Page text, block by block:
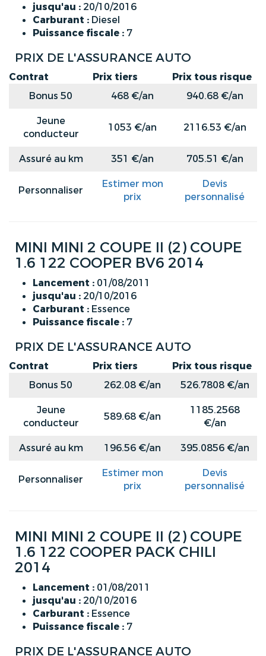
jusqu'au : 20/10/2016
Carburant : Diesel
Puissance fiscale : 7
PRIX DE L'ASSURANCE AUTO
Contrat Prix tiers
Prix tous risque
Bonus 50
468 €/an
940.68 €/an
Jeune
conducteur
1053 €/an 2116.53 €/an
Assuré au km 351 €/an 705.51 €/an
Personnaliser
Estimer mon
prix
Devis
personnalisé
MINI MINI 2 COUPE II (2) COUPE
1.6 122 COOPER BV6 2014
Lancement : 01/08/2011
jusqu'au : 20/10/2016
Carburant : Essence
Puissance fiscale : 7
PRIX DE L'ASSURANCE AUTO
Contrat Prix tiers
Prix tous risque
Bonus 50
262.08 €/an
526.7808 €/an
Jeune
conducteur
589.68 €/an
1185.2568
€/an
Assuré au km
196.56 €/an 395.0856 €/an
Personnaliser
Estimer mon
prix
Devis
personnalisé
MINI MINI 2 COUPE II (2) COUPE
1.6 122 COOPER PACK CHILI
2014
Lancement : 01/08/2011
jusqu'au : 20/10/2016
Carburant : Essence
Puissance fiscale : 7
PRIX DE L'ASSURANCE AUTO